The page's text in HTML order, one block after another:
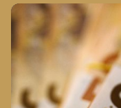
pomoč poiskati
poudarjajo, da je
pomoč na domu,
medgeneracijskih